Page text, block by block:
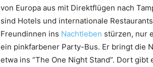
von Europa aus mit Direktflügen nach
sind Hotels und internationale
Freundinnen ins Nachtleben stürzen, nur
ein pinkfarbener Party-Bus. Er bringt die
etwa ins “The One Night Stand”. Dort